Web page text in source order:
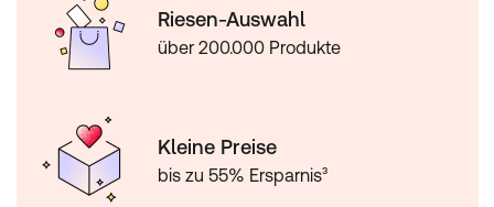
Riesen-Auswahl
über 200.000 Produkte
Kleine Preise
bis zu 55% Ersparnis³